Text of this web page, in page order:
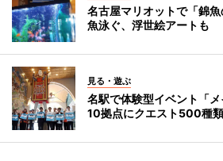
名古屋マリオットで「錦
魚泳ぐ、浮世絵アートも
見る・遊ぶ
名駅で体験型イベント「
10拠点にクエスト500種